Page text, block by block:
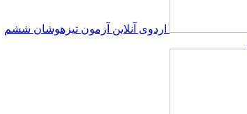
اردوی آنلاین آزمون تیزهوشان ششم